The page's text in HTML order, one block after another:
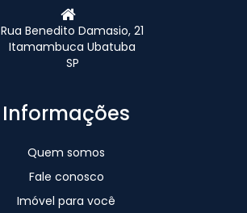
Rua Benedito Damasio, 21
Itamambuca Ubatuba
SP
Informações
Quem somos
Fale conosco
Imóvel para você